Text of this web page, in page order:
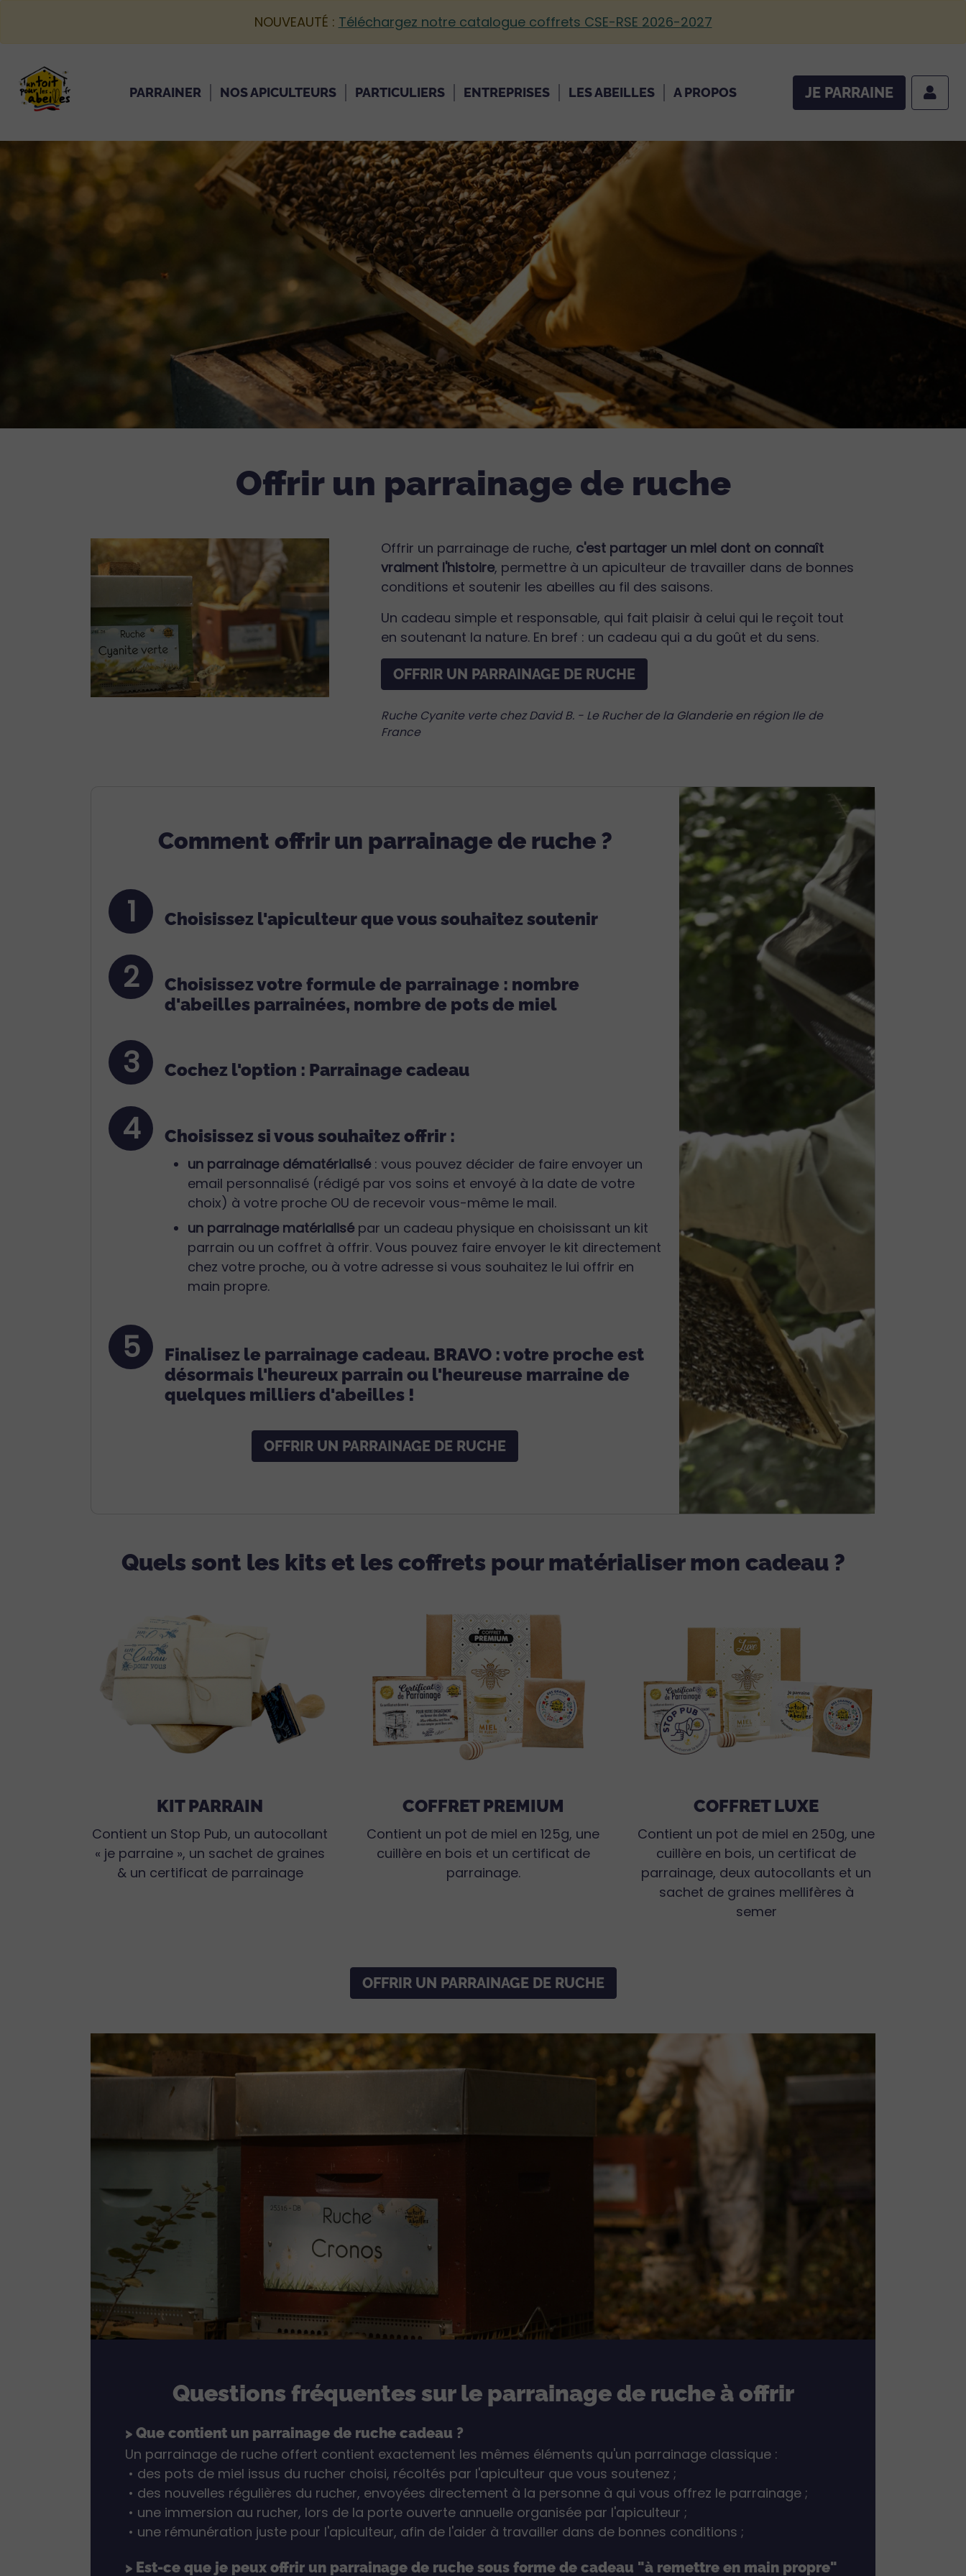
NOUVEAUTÉ : Téléchargez notre catalogue coffrets CSE-RSE 2026-2027
PARRAINER NOS APICULTEURS PARTICULIERS ENTREPRISES LES ABEILLES A PROPOS JE PARRAINE
Offrir un parrainage de ruche
Offrir un parrainage de ruche, c'est partager un miel dont on connaît
vraiment l'histoire, permettre à un apiculteur de travailler dans de bonnes
conditions et soutenir les abeilles au fil des saisons.
Un cadeau simple et responsable, qui fait plaisir à celui qui le reçoit tout
en soutenant la nature. En bref : un cadeau qui a du goût et du sens.
OFFRIR UN PARRAINAGE DE RUCHE
Ruche Cyanite verte chez David B. - Le Rucher de la Glanderie en région Ile de
France
Comment offrir un parrainage de ruche ?
1 Choisissez l'apiculteur que vous souhaitez soutenir
2
Choisissez votre formule de parrainage : nombre
d'abeilles parrainées, nombre de pots de miel
3 Cochez l'option : Parrainage cadeau
4 Choisissez si vous souhaitez offrir :
un parrainage dématérialisé: vous pouvez décider de faire envoyer un
email personnalisé (rédigé par vos soins et envoyé à la date de votre
choix) à votre proche OU de recevoir vous-même le mail.
un parrainage matérialisépar un cadeau physique en choisissant un kit
parrain ou un coffret à offrir. Vous pouvez faire envoyer le kit directement
chez votre proche, ou à votre adresse si vous souhaitez le lui offrir en
main propre.
5
Finalisez le parrainage cadeau. BRAVO : votre proche est
désormais l'heureux parrain ou l'heureuse marraine de
quelques milliers d'abeilles !
OFFRIR UN PARRAINAGE DE RUCHE
Quels sont les kits et les coffrets pour matérialiser mon cadeau ?
KIT PARRAIN
Contient un Stop Pub, un autocollant
« je parraine », un sachet de graines
& un certificat de parrainage
COFFRET PREMIUM
Contient un pot de miel en 125g, une
cuillère en bois et un certificat de
parrainage.
COFFRET LUXE
Contient un pot de miel en 250g, une
cuillère en bois, un certificat de
parrainage, deux autocollants et un
sachet de graines mellifères à
semer
OFFRIR UN PARRAINAGE DE RUCHE
Questions fréquentes sur le parrainage de ruche à offrir
> Que contient un parrainage de ruche cadeau ?
Un parrainage de ruche offert contient exactement les mêmes éléments qu'un parrainage classique :
• des pots de miel issus du rucher choisi, récoltés par l'apiculteur que vous soutenez ;
• des nouvelles régulières du rucher, envoyées directement à la personne à qui vous offrez le parrainage ;
• une immersion au rucher, lors de la porte ouverte annuelle organisée par l'apiculteur ;
• une rémunération juste pour l'apiculteur, afin de l'aider à travailler dans de bonnes conditions ;
> Est-ce que je peux offrir un parrainage de ruche sous forme de cadeau "à remettre en main propre"